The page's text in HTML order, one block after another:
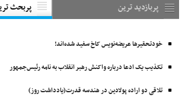
پربازدید ترین پربحث
خودتحقیرها عریضه‌نویس کاخ سفید شده‌اند!
تکذیب یک ادعا درباره واکنش رهبر انقلاب به نامه رئیس‌جمهور
تلاقی دو اراده پولادین در هندسه قدرت(یادداشت روز)